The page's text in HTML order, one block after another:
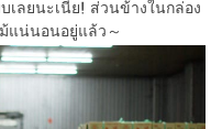
เลยนะเนี่ย! ส่วนข้างในกล่อง
ม้แน่นอนอยู่แล้ว～